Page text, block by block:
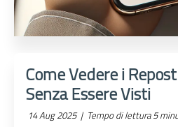
Come Vedere i
Senza Essere Visti
14 Aug 2025 | Tempo di lettura 5